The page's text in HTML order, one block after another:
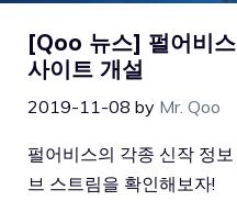
[Qoo 뉴스] 펄어비
사이트 개설
2019-11-08 by Mr. Qoo
펄어비스의 각종 신작 정
브 스트림을 확인해보자!